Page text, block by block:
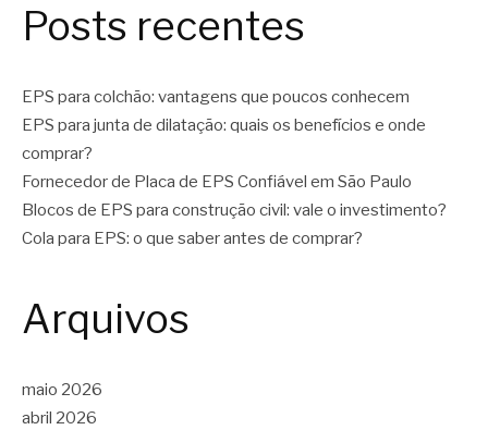
Posts recentes
EPS para colchão: vantagens que poucos conhecem
EPS para junta de dilatação: quais os benefícios e onde
comprar?
Fornecedor de Placa de EPS Confiável em São Paulo
Blocos de EPS para construção civil: vale o investimento?
Cola para EPS: o que saber antes de comprar?
Arquivos
maio 2026
abril 2026